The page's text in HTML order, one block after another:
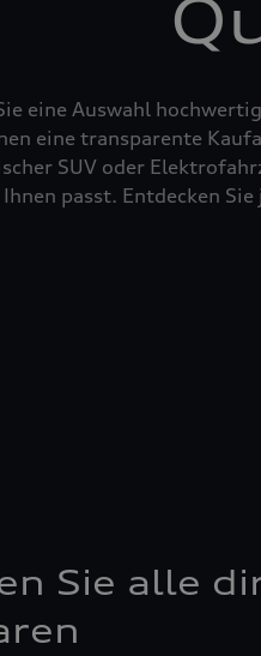
eine Auswahl
eine transparente
SUV oder
Ihnen passt. Entdecken
Sie alle